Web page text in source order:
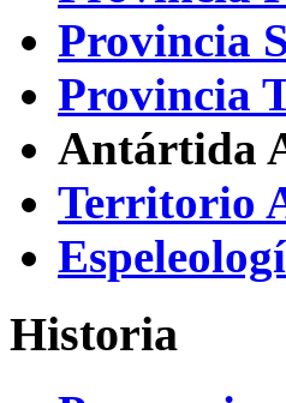
Provincia
Provincia
Antártida
Territorio
Historia